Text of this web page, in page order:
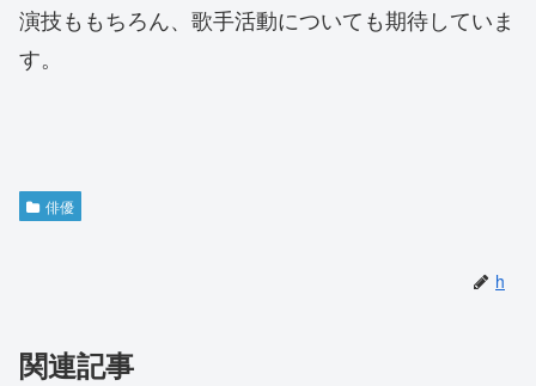
演技ももちろん、歌手活動についても期待していま
す。
俳優
h
関連記事